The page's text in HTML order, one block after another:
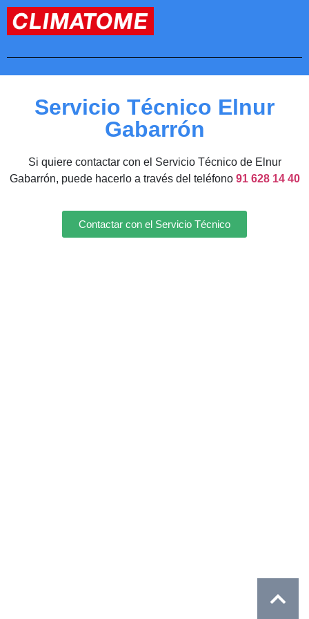
Servicio Técnico Elnur
Gabarrón
Si quiere contactar con el Servicio Técnico de Elnur
Gabarrón, puede hacerlo a través del teléfono 91 628 14 40
Contactar con el Servicio Técnico